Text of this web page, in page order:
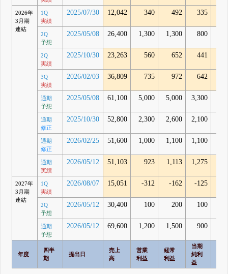
2026年
3月期
連結
1Q
実績
2025/07/30 12,042 340 492 335
2Q
予想
2025/05/08 26,400 1,300 1,300 800
2Q
実績
2025/10/30 23,263 560 652 441
3Q
実績
2026/02/03 36,809 735 972 642
通期
予想
2025/05/08 61,100 5,000 5,000 3,300
通期
修正
2025/10/30 52,800 2,300 2,600 2,100
通期
修正
2026/02/25 51,600 1,000 1,100 1,100
通期
実績
2026/05/12 51,103 923 1,113 1,275
2027年
3月期
連結
1Q
実績
2026/08/07 15,051 -312 -162 -125
2Q
予想
2026/05/12 30,400 100 200 100
通期
予想
2026/05/12 69,600 1,200 1,500 900
年度
四半
期
提出日
売上
高
営業
利益
経常
利益
当期
純利
益